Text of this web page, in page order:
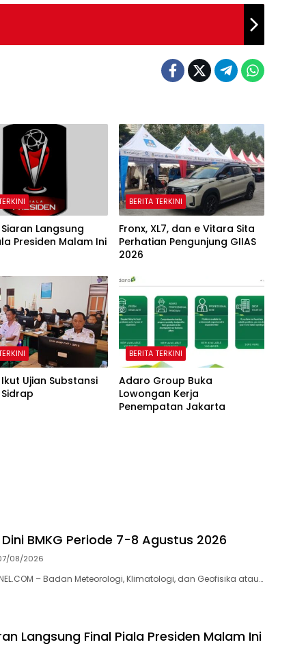
Langsung
Presiden Malam Ini
BERITA TERKINI
Fronx, XL7, dan e Vitara Sita
Perhatian Pengunjung GIIAS
2026
Ikut Ujian Substansi
Sidrap
BERITA TERKINI
Adaro Group Buka
Lowongan Kerja
Penempatan Jakarta
BMKG Periode 7-8 Agustus 2026
08/2026
– Badan Meteorologi, Klimatologi, dan Geofisika atau…
Langsung Final Piala Presiden Malam Ini